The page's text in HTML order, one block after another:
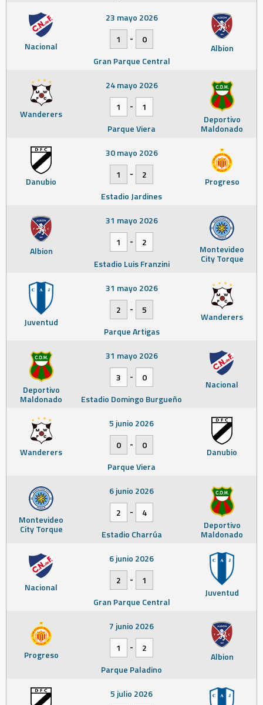
Nacional Albion
23 mayo 2026
1
-
0
Gran Parque Central
Wanderers Deportivo
Maldonado
24 mayo 2026
1
-
1
Parque Viera
Danubio Progreso
30 mayo 2026
1
-
2
Estadio Jardines
Albion Montevideo
City Torque
31 mayo 2026
1
-
2
Estadio Luis Franzini
Juventud Wanderers
31 mayo 2026
2
-
5
Parque Artigas
Deportivo
Maldonado
Nacional
31 mayo 2026
3
-
0
Estadio Domingo Burgueño
Wanderers Danubio
5 junio 2026
0
-
0
Parque Viera
Montevideo
City Torque Deportivo
Maldonado
6 junio 2026
2
-
4
Estadio Charrúa
Nacional Juventud
6 junio 2026
2
-
1
Gran Parque Central
Progreso Albion
7 junio 2026
1
-
2
Parque Paladino
5 julio 2026